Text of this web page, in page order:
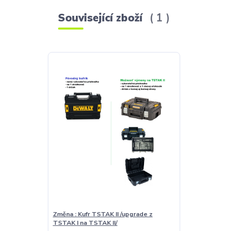
Související zboží 1
Změna : Kufr TSTAK II /upgrade z
TSTAK I na TSTAK II/